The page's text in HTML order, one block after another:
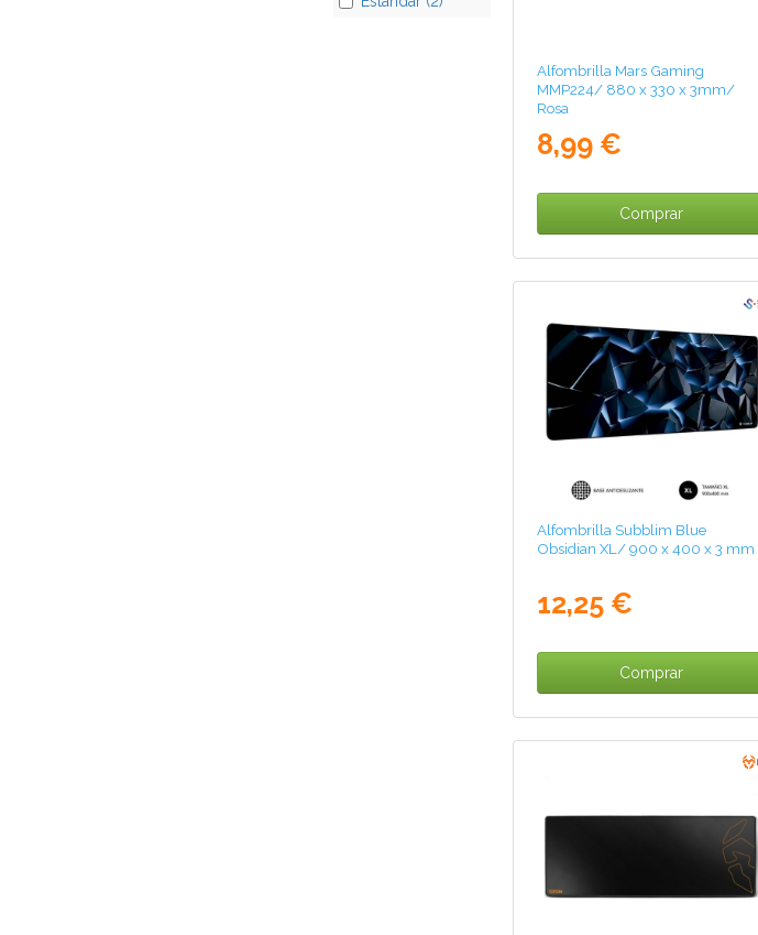
Alfombrilla Mars Gaming
MMP224/ 880 x 330 x 3mm/
Rosa
8,99 €
Comprar
Alfombrilla Subblim Blue
Obsidian XL/ 900 x 400 x 3 mm
12,25 €
Comprar